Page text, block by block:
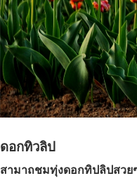
ดอกทิวลิป
สามาถชมทุ่งดอกทิปลิปสวย